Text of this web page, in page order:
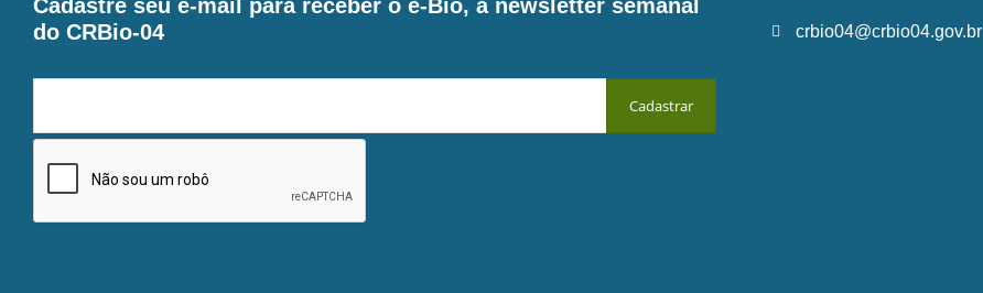
Cadastre seu e-mail para receber o e-Bio, a newsletter semanal
do CRBio-04
crbio04@crbio04.gov.br